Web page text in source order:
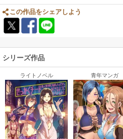
この作品をシェアしよう
シリーズ作品
ライトノベル 青年マンガ